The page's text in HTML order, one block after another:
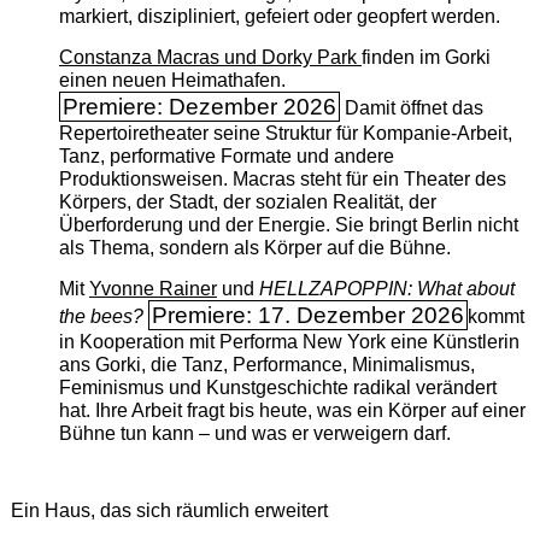
markiert, diszipliniert, gefeiert oder geopfert werden.
Constanza Macras und Dorky Park finden im Gorki
einen neuen Heimathafen.
Premiere: Dezember 2026 Damit öffnet das
Repertoiretheater seine Struktur für Kompanie-Arbeit,
Tanz, performative Formate und andere
Produktionsweisen. Macras steht für ein Theater des
Körpers, der Stadt, der sozialen Realität, der
Überforderung und der Energie. Sie bringt Berlin nicht
als Thema, sondern als Körper auf die Bühne.
MitYvonne Rainerund HELLZAPOPPIN: What about
the bees? Premiere: 17. Dezember 2026 kommt
in Kooperation mit Performa New York eine Künstlerin
ans Gorki, die Tanz, Performance, Minimalismus,
Feminismus und Kunstgeschichte radikal verändert
hat. Ihre Arbeit fragt bis heute, was ein Körper auf einer
Bühne tun kann – und was er verweigern darf.
Ein Haus, das sich räumlich erweitert